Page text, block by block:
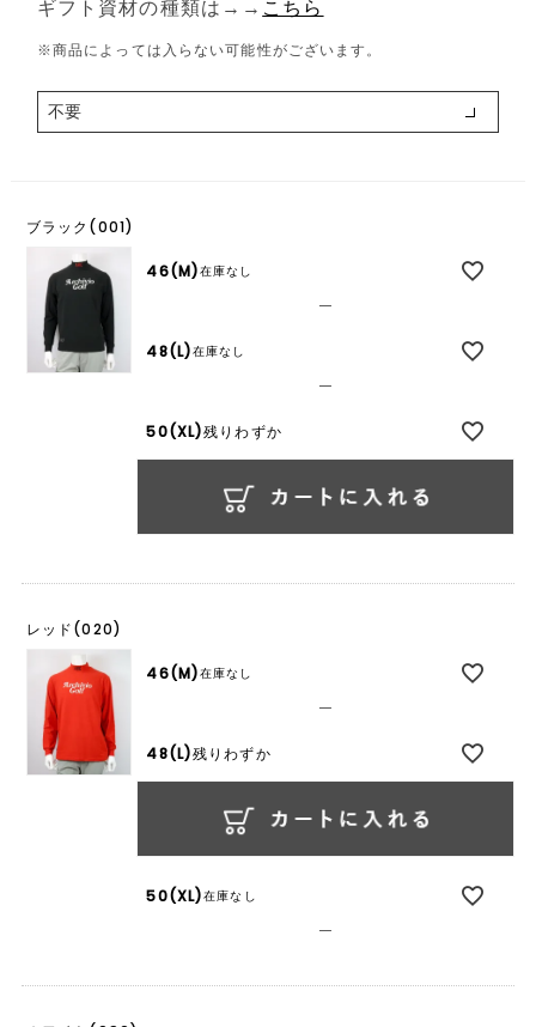
)
ギフト資材の種類は→→ こちら
※商品によっては入らない可能性がございます。
ブラック(001)
46(M)在庫なし
—
48(L)在庫なし
—
50(XL)残りわずか
レッド(020)
46(M)在庫なし
—
48(L)残りわずか
50(XL)在庫なし
—